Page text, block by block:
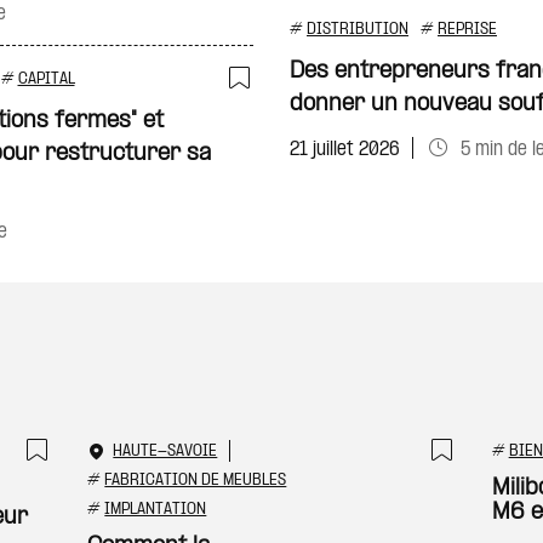
# CAPITAL
Ajouter à ma
fermes" et
restructurer sa
# DISTRIBUTION # REPRISE
Des entrepreneurs
donner un nouveau
21 juillet 2026 5 min de
Ajouter à ma sélection
HAUTE-SAVOIE
# FABRICATION DE MEUBLES
#IMPLANTATION
#
M6